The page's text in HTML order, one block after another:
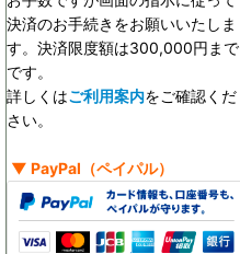
決済のお手続きをお願いいたしま
す。決済限度額は300,000円まで
です。
詳しくはご利用案内をご確認くだ
さい。
▼ PayPal （ペイパル）